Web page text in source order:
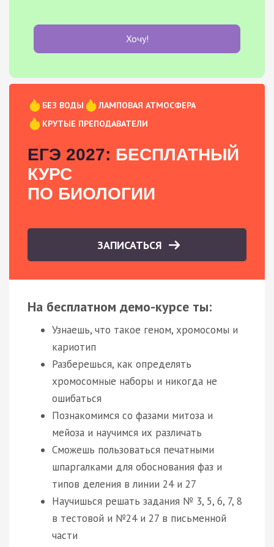
Хочу!
БЕЗ ВОДЫ
ЛАМПОВАЯ АТМОСФЕРА
КРУТЫЕ ПРЕПОДАВАТЕЛИ
ЕГЭ 2027: БЕСПЛАТНЫЙ
КУРС
ПО БИОЛОГИИ
ЗАПИСАТЬСЯ
На бесплатном демо-курсе ты:
Узнаешь, что такое геном, хромосомы и
кариотип
Разберешься, как определять
хромосомные наборы и никогда не
ошибаться
Познакомимся со фазами митоза и
мейоза и научимся их различать
Сможешь пользоваться печатными
шпаргалками для обоснования фаз и
типов деления в линии 24 и 27
Научишься решать задания № 3, 5, 6, 7, 8
в тестовой и №24 и 27 в письменной
части